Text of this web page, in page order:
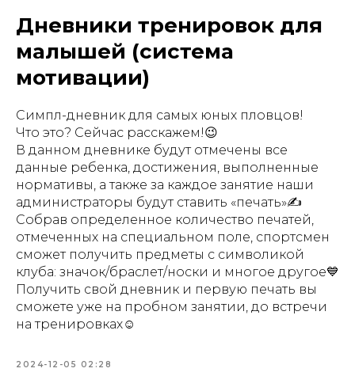
Дневники тренировок для
малышей (система
мотивации)
Симпл-дневник для самых юных пловцов!
Что это? Сейчас расскажем!😉
В данном дневнике будут отмечены все
данные ребенка, достижения, выполненные
нормативы, а также за каждое занятие наши
администраторы будут ставить «печать»✍️
Собрав определенное количество печатей,
отмеченных на специальном поле, спортсмен
сможет получить предметы с символикой
клуба: значок/браслет/носки и многое другое💙
Получить свой дневник и первую печать вы
сможете уже на пробном занятии, до встречи
на тренировках☺️
2024-12-05 02:28